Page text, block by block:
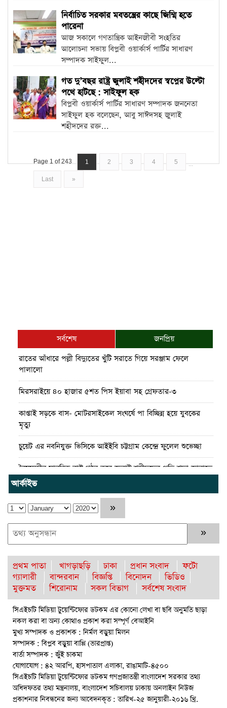
নির্বাচিত সরকার মবতন্ত্রের কাছে জিম্মি হতে
পারেনা
আজ সকালে গণতান্ত্রিক আইনজীবী সংহতির
আলোচনা সভায় বিপ্লবী ওয়ার্কার্স পার্টির সাধারণ
সম্পাদক সাইফুল...
গত দু’বছর রাষ্ট্র জুলাই শহীদদের স্বপ্নের উল্টো
পথে হাটছে : সাইফুল হক
বিপ্লবী ওয়ার্কার্স পার্টির সাধারণ সম্পাদক জননেতা
সাইফুল হক বলেছেন, আবু সাঈদসহ জুলাই
শহীদদের রক্ত...
Page 1 of 243 1 2 3 4 5 ...
Last »
সর্বশেষ
জনপ্রিয়
রাতের আঁধারে পল্লী বিদ্যুতের খুঁটি সরাতে গিয়ে সরঞ্জাম ফেলে
পালালো
মিরসরাইয়ে ৪০ হাজার ৫শত পিস ইয়াবা সহ গ্রেফতার-৩
কাপ্তাই সড়কে বাস- মোটরসাইকেল সংঘর্ষে পা বিচ্ছিন্ন হয়ে যুবকের
মৃত্যু
চুয়েট এর নবনিযুক্ত ভিসিকে আইইবি চট্টগ্রাম কেন্দ্রে ফুলেল শুভেচ্ছা
বৈষম্যহীন মানবিক রাষ্ট্র গঠন করে জুলাই শহীদদের প্রতি শ্রদ্ধা জানাতে
হবে : জননেতা সাইফুল হক
তিন দিন পর ব্রহ্মপুত্র নদে নিখোঁজ সাইফুলের মরদেহ গফরগাঁও থেকে
উদ্ধার
ব্রহ্মপুত্র নদে নিখোঁজ কৃষকের সন্ধান মেলেনি
রাঙ্গুনিয়ায় জুলাই গণঅভ্যুত্থান দিবস পালিত
পার্বতীপুরে জুলাই গণঅভ্যুত্থান দিবস পালন
আত্রাইয়ে যথাযোগ্য মর্যাদায় ‘জুলাই গণঅভ্যুত্থান দিবস’ পালিত
রাউজানে আগুনে পুড়ে ছাই ভ্যান কৃষকের স্বপ্ন
ঈশ্বরগঞ্জে বজ্রপাতে কৃষকের মৃত্যু : আহত-২
বৈষম্যহীন মানবিক রাষ্ট্র গঠন করে জুলাই শহীদদের প্রতি শ্রদ্ধা জানাতে
হবে : জননেতা সাইফুল হক
রাঙামাটিতে “ফিরে দেখা রক্তঝরা জুলাই-আগস্ট প্রত্যাশা আর প্রাপ্তি
আর্কাইভ
প্রথম পাতা খাগড়াছড়ি ঢাকা প্রধান সংবাদ
ফটো
গ্যালারী
বান্দরবান বিজ্ঞপ্তি বিনোদন
ভিডিও
মুক্তমত
শিরোনাম সকল বিভাগ সর্বশেষ সংবাদ
সিএইচটি মিডিয়া টুয়েন্টিফোর ডটকম এর কোনো লেখা বা ছবি অনুমতি ছাড়া
নকল করা বা অন্য কোথাও প্রকাশ করা সম্পূর্ণ বেআইনি
মুখ্য সম্পাদক ও প্রকাশক : নির্মল বড়ুয়া মিলন
সম্পাদক : বিপ্লব বড়ুয়া বাপ্পি (ভারপ্রাপ্ত)
বার্তা সম্পাদক : জুঁই চাকমা
যোগাযোগ : ৪২ আরপি, হাসপাতাল এলাকা, রাঙামাটি-৪৫০০
সিএইচটি মিডিয়া টুয়েন্টিফোর ডটকম গণপ্রজাতন্ত্রী বাংলাদেশ সরকার তথ্য
অধিদফতর তথ্য মন্ত্রনালয়, বাংলাদেশ সচিবালয় ঢাকায় অনলাইন নিউজ
প্রকাশনার নিবন্ধনের জন্য আবেদনকৃত : তারিখ-২৫ জানুয়ারী-২০১৬ খ্রি.